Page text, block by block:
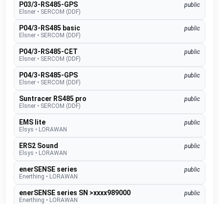
P03/3-RS485-GPS
public
Elsner • SERCOM (DDF)
P04/3-RS485 basic
public
Elsner • SERCOM (DDF)
P04/3-RS485-CET
public
Elsner • SERCOM (DDF)
P04/3-RS485-GPS
public
Elsner • SERCOM (DDF)
Suntracer RS485 pro
public
Elsner • SERCOM (DDF)
EMS lite
public
Elsys • LORAWAN
ERS2 Sound
public
Elsys • LORAWAN
enerSENSE series
public
Enerthing • LORAWAN
enerSENSE series SN >xxxx989000
public
Enerthing • LORAWAN